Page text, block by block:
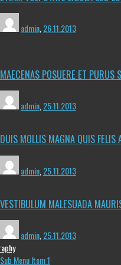
admin 26.11.2013
MAECENAS POSUERE ET PURUS
admin 25.11.2013
DUIS MOLLIS MAGNA QUIS FELIS
admin 25.11.2013
VESTIBULUM MALESUADA
admin,25.11.2013
Sub Menu Item 1